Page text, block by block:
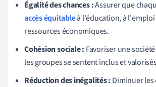
Égalité des chances :Assurer que
accès équitableà l'éducation, à l'emploi
ressources économiques.
Cohésion sociale : Favoriser une
les groupes se sentent inclus et
Réduction des inégalités : Diminuer les